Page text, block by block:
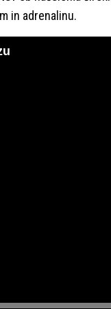
in adrenalinu.